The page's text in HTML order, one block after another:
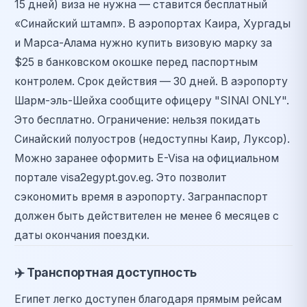
15 дней) виза не нужна — ставится бесплатный
«Синайский штамп». В аэропортах Каира, Хургады
и Марса-Алама нужно купить визовую марку за
$25 в банковском окошке перед паспортным
контролем. Срок действия — 30 дней. В аэропорту
Шарм-эль-Шейха сообщите офицеру "SINAI ONLY".
Это бесплатно. Ограничение: нельзя покидать
Синайский полуостров (недоступны Каир, Луксор).
Можно заранее оформить E-Visa на официальном
портале visa2egypt.gov.eg. Это позволит
сэкономить время в аэропорту. Загранпаспорт
должен быть действителен не менее 6 месяцев с
даты окончания поездки.
✈️Транспортная доступность
Египет легко доступен благодаря прямым рейсам